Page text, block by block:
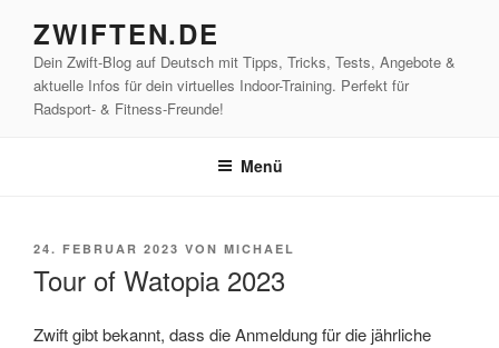
Inhalt
springen
ZWIFTEN.DE
Dein Zwift-Blog auf Deutsch mit Tipps, Tricks, Tests, Angebote &
aktuelle Infos für dein virtuelles Indoor-Training. Perfekt für
Radsport- & Fitness-Freunde!
Menü
VERÖFFENTLICHT
24. FEBRUAR 2023 VON MICHAEL
Tour of Watopia 2023
Zwift gibt bekannt, dass die Anmeldung für die jährliche